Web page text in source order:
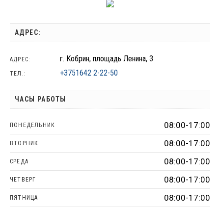
АДРЕС:
АДРЕС: г. Кобрин, площадь Ленина, 3
ТЕЛ.: +3751642 2-22-50
ЧАСЫ РАБОТЫ
ПОНЕДЕЛЬНИК 08:00-17:00
ВТОРНИК 08:00-17:00
СРЕДА 08:00-17:00
ЧЕТВЕРГ 08:00-17:00
ПЯТНИЦА 08:00-17:00